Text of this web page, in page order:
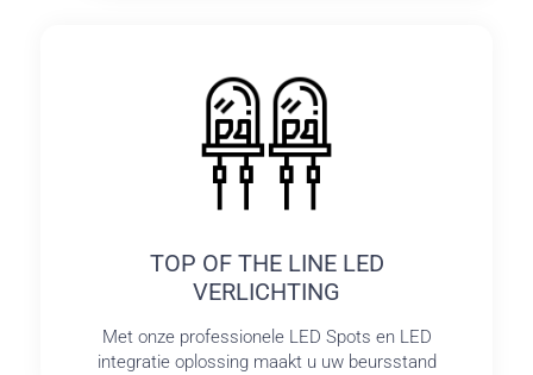
TOP OF THE LINE LED
VERLICHTING
Met onze professionele LED Spots en LED
integratie oplossing maakt u uw beursstand